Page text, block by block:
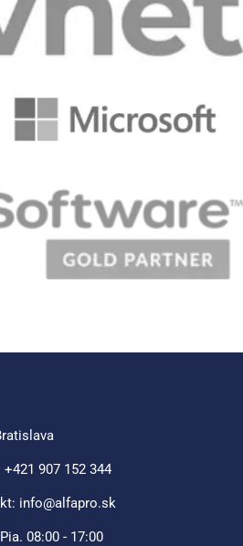
907 152 344
info@alfapro.sk
08:00 - 17:00